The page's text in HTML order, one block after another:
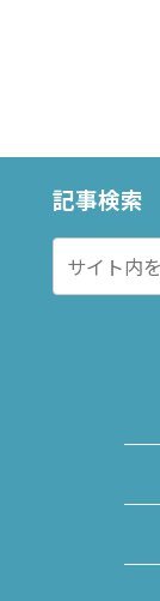
記事検索